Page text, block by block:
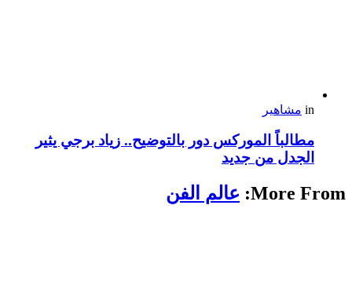
in مشاهير
مطالباً الموركس دور بالتوضيح.. زياد برجي يثير
الجدل من جديد
More From: عالم الفن